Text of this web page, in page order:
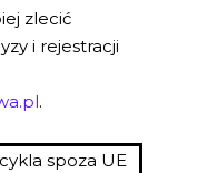
zlecić
i rejestracji
.
spoza UE